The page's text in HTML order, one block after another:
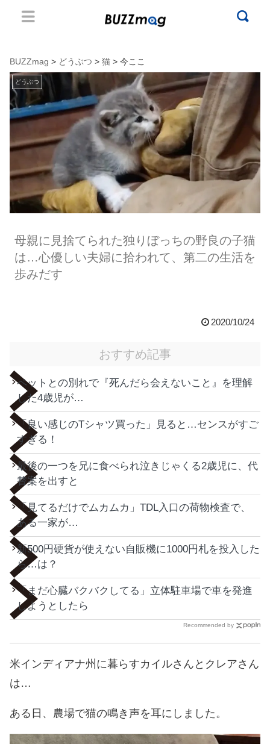
BUZZmag > どうぶつ > 猫 > 今ここ
どうぶつ
母親に見捨てられた独りぼっちの野良の子猫
は…心優しい夫婦に拾われて、第二の生活を
歩みだす
2020/10/24
おすすめ記事
ペットとの別れで『死んだら会えないこと』を理解
した4歳児が…
「良い感じのTシャツ買った」見ると…センスがすご
すぎる！
最後の一つを兄に食べられ泣きじゃくる2歳児に、代
替案を出すと
「見てるだけでムカムカ」TDL入口の荷物検査で、
ある一家が…
新500円硬貨が使えない自販機に1000円札を投入した
ら…は？
「まだ心臓バクバクしてる」立体駐車場で車を発進
しようとしたら
Recommended by
米インディアナ州に暮らすカイルさんとクレアさん
は…
ある日、農場で猫の鳴き声を耳にしました。